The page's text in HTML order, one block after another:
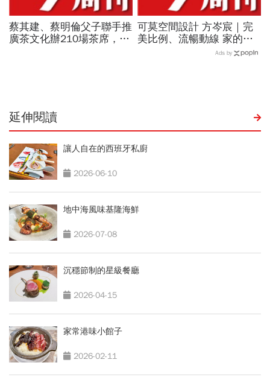
蔡其建、蔡明倫父子聯手推
廣茶文化辦210場茶席，寶
可莫空間設計 方岑宸｜完
美比例、流暢動線 家的樣
Ads by
延伸閱讀
讓人自在的西班牙私廚
2026-06-10
地中海風味基隆海鮮
2026-07-08
沉穩節制的星級餐廳
2026-04-15
家常港味小館子
2026-02-11